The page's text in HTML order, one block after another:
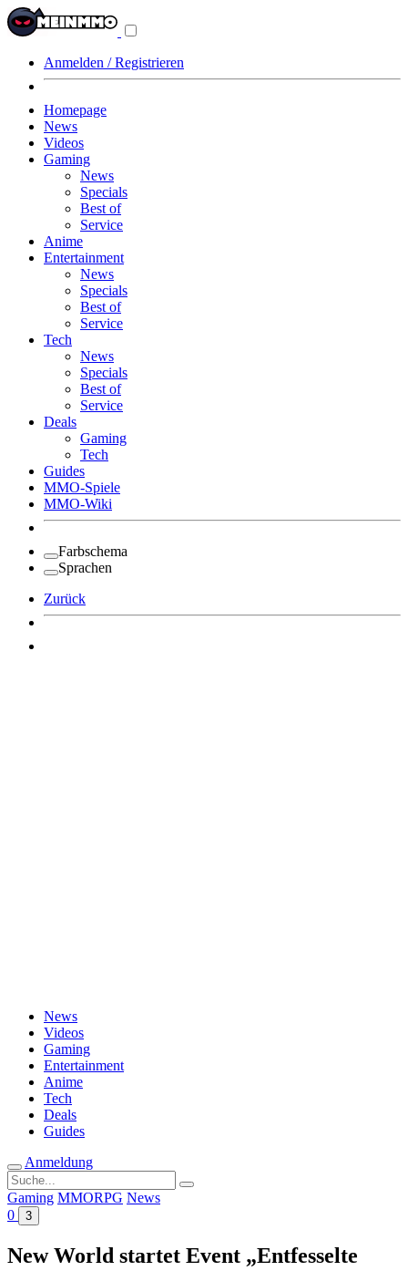
Anmelden / Registrieren
Homepage
News
Videos
Gaming
News
Specials
Best of
Service
Anime
Entertainment
News
Specials
Best of
Service
Tech
News
Specials
Best of
Service
Deals
Gaming
Tech
Guides
MMO-Spiele
MMO-Wiki
Farbschema
Sprachen
Zurück
News
Videos
Gaming
Entertainment
Anime
Tech
Deals
Guides
Anmeldung
Suche
nach:
Gaming MMORPG News
0
3
New World startet Event „Entfesselte